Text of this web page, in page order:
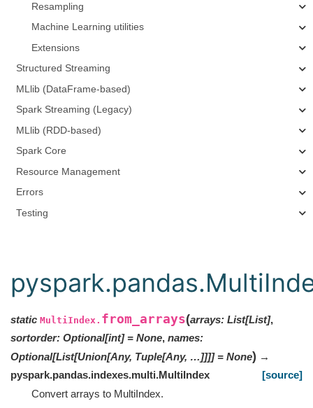
Resampling
Machine Learning utilities
Extensions
Structured Streaming
MLlib (DataFrame-based)
Spark Streaming (Legacy)
MLlib (RDD-based)
Spark Core
Resource Management
Errors
Testing
static MultiIndex. from_arrays(arrays: List[List],
sortorder: Optional[int] = None, names:
Optional[List[Union[Any, Tuple[Any, …]]]] = None) →
pyspark.pandas.indexes.multi.MultiIndex
[source]
Convert arrays to MultiIndex.